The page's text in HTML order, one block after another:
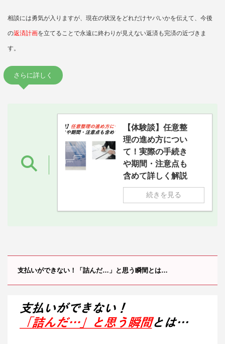
相談には勇気が入りますが、現在の状況をどれだけヤバいかを伝えて、今後
の返済計画を立てることで永遠に終わりが見えない返済も完済の近づきま
す。
さらに詳しく
【体験談】任意整
理の進め方につい
て！実際の手続き
や期間・注意点も
含めて詳しく解説
続きを見る
支払いができない！「詰んだ…」と思う瞬間とは…